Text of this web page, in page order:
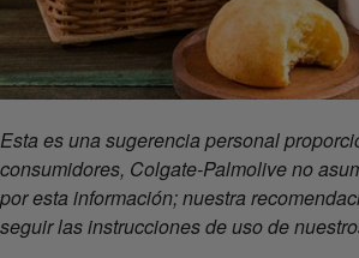
Esta es una sugerencia personal
consumidores, Colgate-Palmolive no
por esta información; nuestra
seguir las instrucciones de uso de